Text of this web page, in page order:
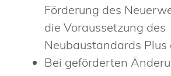
Förderung des
die Voraussetzung des
Neubaustandards Plus
Bei geförderten